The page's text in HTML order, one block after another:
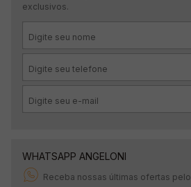
exclusivos.
WHATSAPP ANGELONI
Receba nossas últimas ofertas